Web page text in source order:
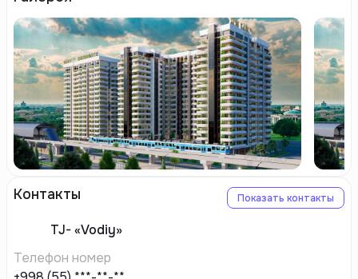
Контакты Показать контакты
TJ-«Vodiy»
Телефон номер